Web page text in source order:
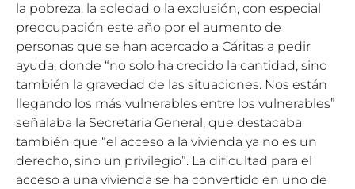
la pobreza, la soledad o la exclusión, con especial
preocupación este año por el aumento de
personas que se han acercado a Cáritas a pedir
ayuda, donde “no solo ha crecido la cantidad, sino
también la gravedad de las situaciones. Nos están
llegando los más vulnerables entre los vulnerables”
señalaba la Secretaria General, que destacaba
también que “el acceso a la vivienda ya no es un
derecho, sino un privilegio”. La dificultad para el
acceso a una vivienda se ha convertido en uno de